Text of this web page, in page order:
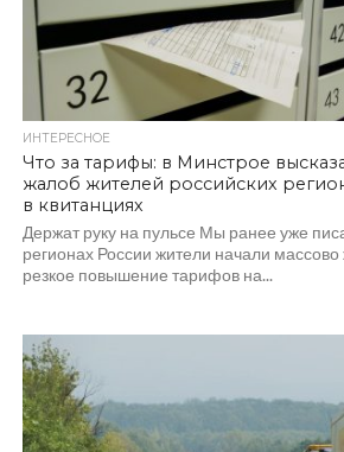
ИНТЕРЕСНОЕ
Что за тарифы: в Минстрое
жалоб жителей российских
в квитанциях
Держат руку на пульсе Мы ранее уже
регионах России жители начали массово
резкое повышение тарифов на...